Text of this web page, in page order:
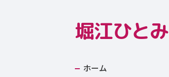
堀江ひとみ
ホーム